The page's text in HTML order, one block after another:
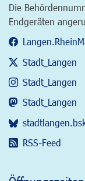
Die
Endgeräten
Stadt_Langen
Stadt_Langen
Stadt_Langen
RSS-Feed